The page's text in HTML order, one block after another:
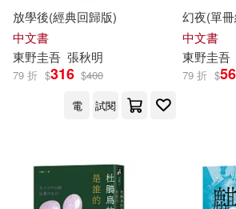
放學後(經典回歸版)
中文書
東野圭吾 張秋明
79 折 $316 $400
電
試閱
幻夜(單
中文書
東野圭吾
79 折 $